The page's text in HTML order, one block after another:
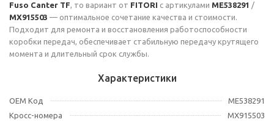
Fuso Canter TF, то вариант от FITORI с артикулами ME538291 /
MX915503 — оптимальное сочетание качества и стоимости.
Подходит для ремонта и восстановления работоспособности
коробки передач, обеспечивает стабильную передачу крутящего
момента и длительный срок службы.
Характеристики
OEM Код
ME538291
Кросс-номера
MX915503